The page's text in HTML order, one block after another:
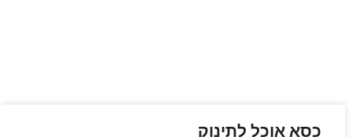
כסא אוכל לתינוק